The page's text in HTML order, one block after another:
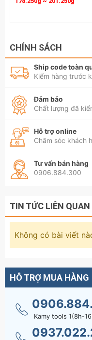
CHÍNH SÁCH
Ship code toàn
Kiểm hàng trước
Đảm bảo
Chất lượng đã
Hỗ trợ online
Chăm sóc khách
Tư vấn bán hàng
0906.884.300
TIN TỨC LIÊN QUAN
Không có bài viết
HỖ TRỢ MUA HÀNG
Kamy tools 1(8h-